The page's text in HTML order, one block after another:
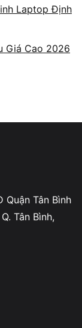
cấp SSD
phút
của bạn vẫn
Laptop Định
Giá Cao 2026
Quận Tân Bình
Tân Bình,